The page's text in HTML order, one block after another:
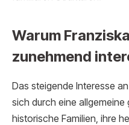
Warum
zunehmend
Das steigende Interesse an
sich durch eine
historische Familien, ihre